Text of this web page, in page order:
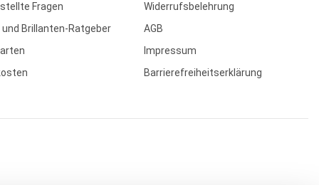
Fragen
Brillanten-Ratgeber
Widerrufsbelehrung
AGB
Impressum
Barrierefreiheitserklärung